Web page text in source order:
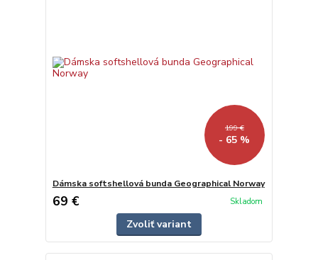
199 €
- 65 %
Dámska softshellová bunda Geographical Norway
69 € Skladom
Zvoliť variant